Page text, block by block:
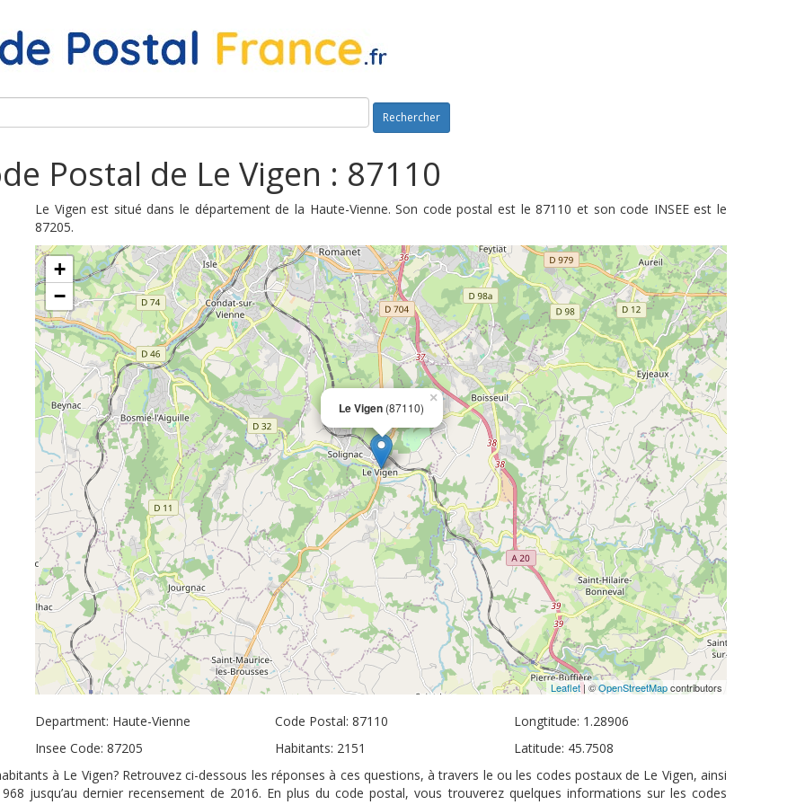
Rechercher
Postal de Le Vigen : 87110
Le Vigen est situé dans le département de la Haute-Vienne. Son code postal est le 87110 et son code INSEE est le
87205.
Le Vigen (87110)
×
+
−
Leaflet | ©OpenStreetMapcontributors
Department: Haute-Vienne
Insee Code: 87205
Code Postal: 87110
Habitants: 2151
Longtitude: 1.28906
Latitude: 45.7508
à Le Vigen? Retrouvez ci-dessous les réponses à ces questions, à travers le ou les codes postaux de Le Vigen, ainsi
jusqu’au dernier recensement de 2016. En plus du code postal, vous trouverez quelques informations sur les codes